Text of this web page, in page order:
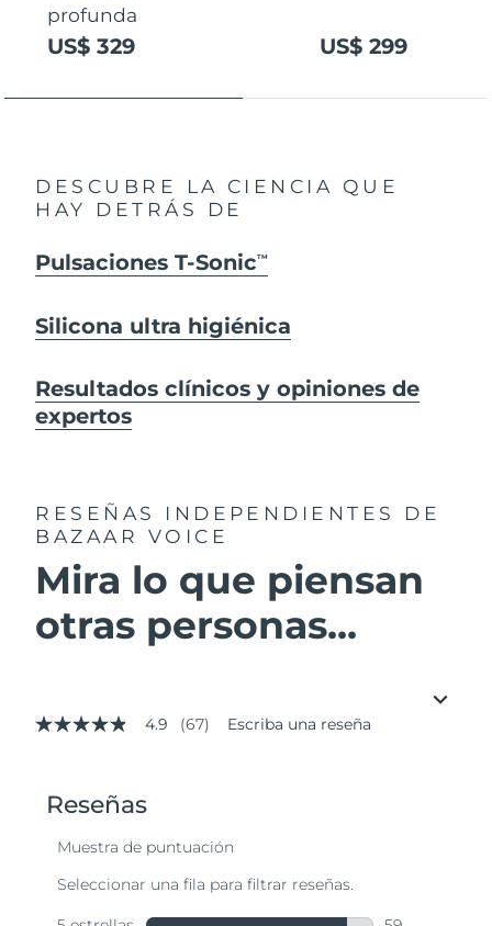
profunda
US$ 329 US$ 299
DESCUBRE LA CIENCIA QUE
HAY DETRÁS DE
Pulsaciones T-SonicTM
Silicona ultra higiénica
Resultados clínicos y opiniones de
expertos
RESEÑAS INDEPENDIENTES
DE
BAZAAR VOICE
Mira lo que piensan
otras personas...
4.9
valor
medio
valoración.
4.9 (67) Escriba una reseña